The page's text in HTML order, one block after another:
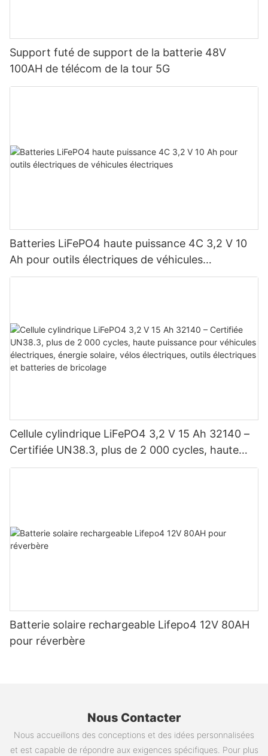
Support futé de support de la batterie 48V
100AH ​​de télécom de la tour 5G
Batteries LiFePO4 haute puissance 4C 3,2 V 10
Ah pour outils électriques de véhicules
électriques
Cellule cylindrique LiFePO4 3,2 V 15 Ah 32140 –
Certifiée UN38.3, plus de 2 000 cycles, haute
puissance pour véhicules électriques, énergie
Batterie solaire rechargeable Lifepo4 12V 80AH
pour réverbère
Nous Contacter
Nous accueillons des conceptions et des idées personnalisées
et est capable de répondre aux exigences spécifiques. Pour plus